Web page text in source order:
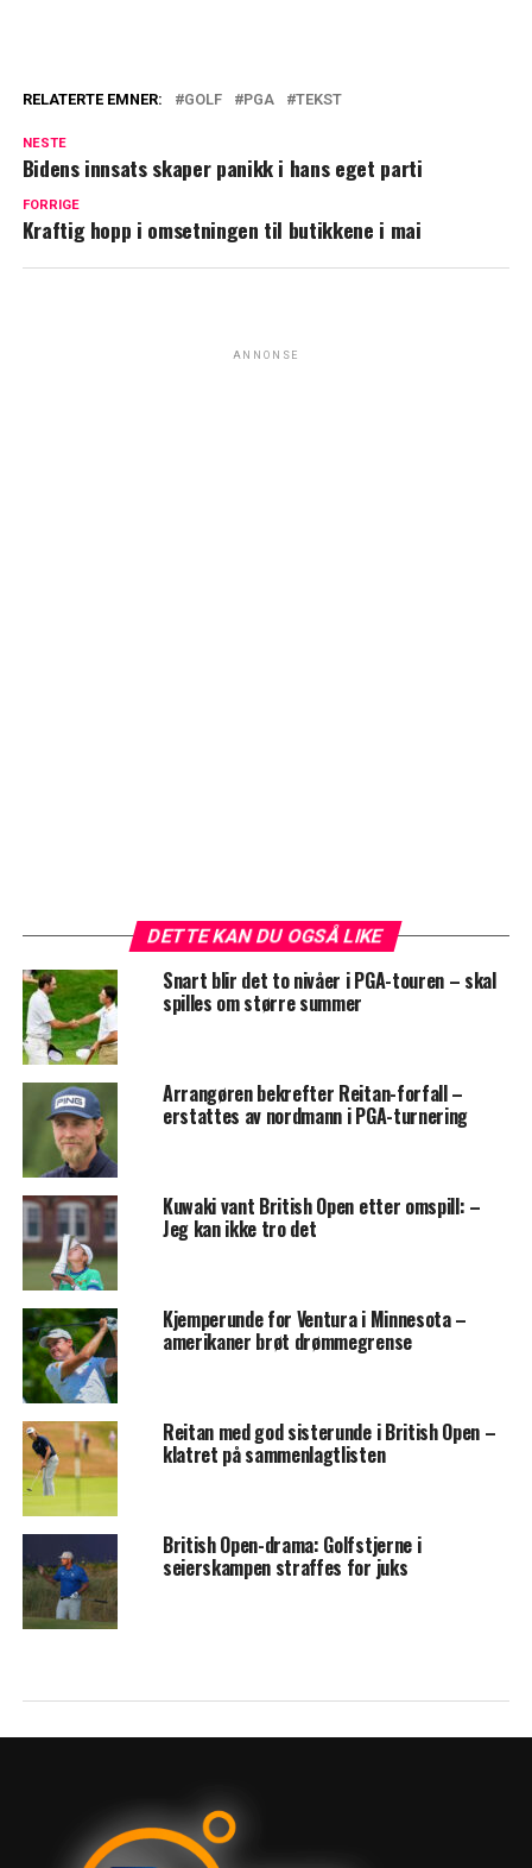
RELATERTE EMNER: GOLF PGA TEKST
NESTE
Bidens innsats skaper panikk i hans eget parti
FORRIGE
Kraftig hopp i omsetningen til butikkene i mai
ANNONSE
DETTE KAN DU OGSÅ LIKE
Snart blir det to nivåer i PGA-touren – skal
spilles om større summer
Arrangøren bekrefter Reitan-forfall –
erstattes av nordmann i PGA-turnering
Kuwaki vant British Open etter omspill: –
Jeg kan ikke tro det
Kjemperunde for Ventura i Minnesota –
amerikaner brøt drømmegrense
Reitan med god sisterunde i British Open –
klatret på sammenlagtlisten
British Open-drama: Golfstjerne i
seierskampen straffes for juks